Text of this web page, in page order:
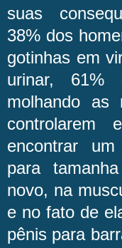
suas
38% dos
gotinhas em
urinar, 61%
molhando as
controlarem
encontrar
para
novo, na
e no fato de
pênis para